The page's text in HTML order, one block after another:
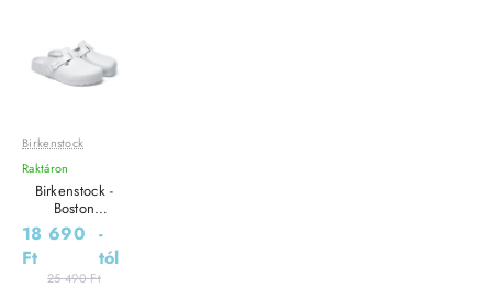
Leárazás
Outlet Ár
Birkenstock
Raktáron
Birkenstock -
Boston
Essentials - Férfi
papucs
18 690
Ft
-
tól
25 490 Ft